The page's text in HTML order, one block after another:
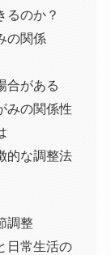
るのか？
の関係
合がある
みの関係性
的な調整法
調整
日常生活の